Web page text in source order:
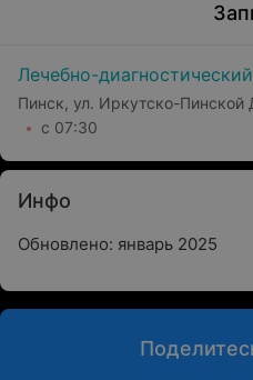
Лечебно-
Пинск, ул. Иркутско-Пинской
с 07:30
Инфо
Обновлено: январь 2025